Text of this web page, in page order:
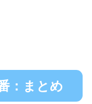
：まとめ